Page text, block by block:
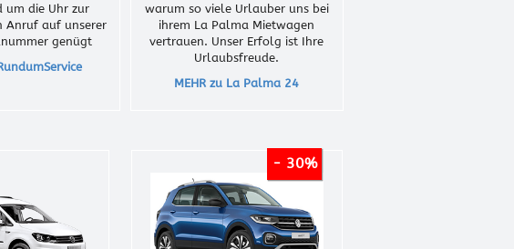
um die Uhr zur
Anruf auf unserer
genügt
warum so viele Urlauber uns bei
ihrem La Palma Mietwagen
vertrauen. Unser Erfolg ist Ihre
Urlaubsfreude.
MEHR zu La Palma 24
- 10%
- 30%